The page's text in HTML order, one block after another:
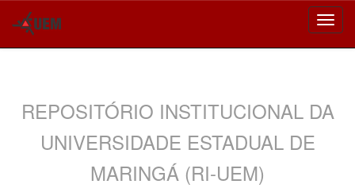
REPOSITÓRIO INSTITUCIONAL DA
UNIVERSIDADE ESTADUAL DE
MARINGÁ (RI-UEM)